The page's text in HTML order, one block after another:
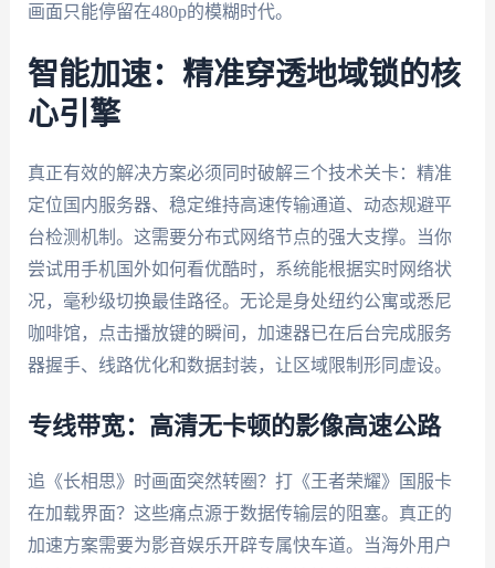
画面只能停留在480p的模糊时代。
智能加速：精准穿透地域锁的核
心引擎
真正有效的解决方案必须同时破解三个技术关卡：精准
定位国内服务器、稳定维持高速传输通道、动态规避平
台检测机制。这需要分布式网络节点的强大支撑。当你
尝试用手机国外如何看优酷时，系统能根据实时网络状
况，毫秒级切换最佳路径。无论是身处纽约公寓或悉尼
咖啡馆，点击播放键的瞬间，加速器已在后台完成服务
器握手、线路优化和数据封装，让区域限制形同虚设。
专线带宽：高清无卡顿的影像高速公路
追《长相思》时画面突然转圈？打《王者荣耀》国服卡
在加载界面？这些痛点源于数据传输层的阻塞。真正的
加速方案需要为影音娱乐开辟专属快车道。当海外用户